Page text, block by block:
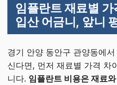
임플란트 재료별
입산 어금니, 앞니
경기 안양 동안구 관양동에
신다면, 먼저 재료별 가격 차
니다. 임플란트 비용은 재료